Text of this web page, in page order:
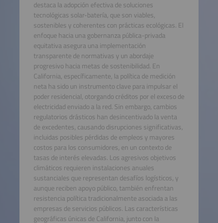
destaca la adopción efectiva de soluciones
tecnológicas solar-batería, que son viables,
sostenibles y coherentes con prácticas ecológicas. El
enfoque hacia una gobernanza pública-privada
equitativa asegura una implementación
transparente de normativas y un abordaje
progresivo hacia metas de sostenibilidad. En
California, específicamente, la política de medición
neta ha sido un instrumento clave para impulsar el
poder residencial, otorgando créditos por el exceso de
electricidad enviado a la red. Sin embargo, cambios
regulatorios drásticos han desincentivado la venta
de excedentes, causando disrupciones significativas,
incluidas posibles pérdidas de empleos y mayores
costos para los consumidores, en un contexto de
tasas de interés elevadas. Los agresivos objetivos
climáticos requieren instalaciones anuales
sustanciales que representan desafíos logísticos, y
aunque reciben apoyo público, también enfrentan
resistencia política tradicionalmente asociada a las
empresas de servicios públicos. Las características
geográficas únicas de California, junto con la